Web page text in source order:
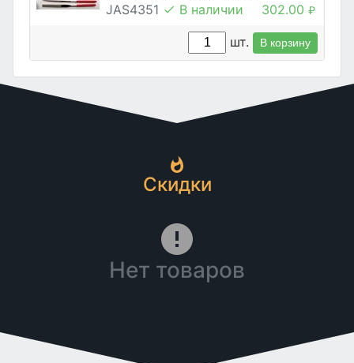
JAS4351
В наличии 302.00 ₽
шт. В корзину
Скидки
Нет товаров